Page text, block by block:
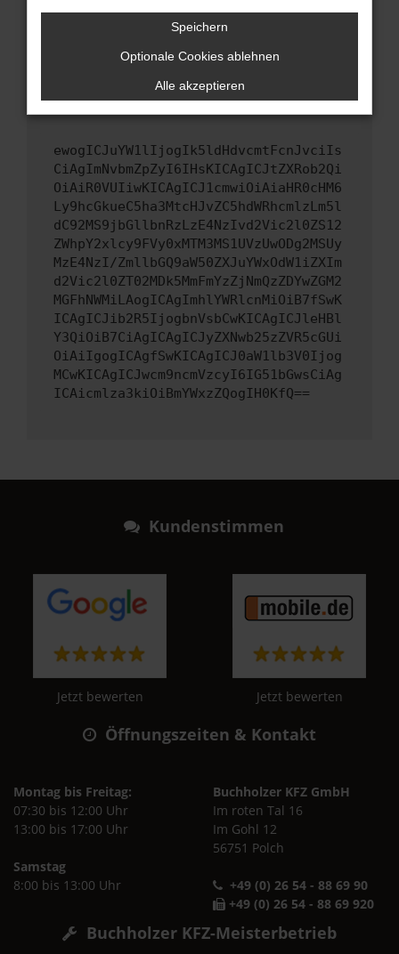
Wende dich an den Webseitenbetreiber.
Wenn du alle oben genannten Schritte versucht
hast, kontaktiere uns bitte. Wir werden
versuchen, das Problem zu beheben. Du kannst
uns diesen Text schicken, um uns bei der
ewogICJuYW1lIjogIk5ldHdvcmtFcnJvciIs
CiAgImNvbmZpZyI6IHsKICAgICJtZXRob2Qi
OiAiR0VUIiwKICAgICJ1cmwiOiAiaHR0cHM6
Ly9hcGkueC5ha3MtcHJvZC5hdWRhcmlzLm5l
dC92MS9jbGllbnRzLzE4NzIvd2Vic2l0ZS12
ZWhpY2xlcy9FVy0xMTM3MS1UVzUwODg2MSUy
MzE4NzI/ZmllbGQ9aW50ZXJuYWxOdW1iZXIm
d2Vic2l0ZT02MDk5MmFmYzZjNmQzZDYwZGM2
MGFhNWMiLAogICAgImhlYWRlcnMiOiB7fSwK
ICAgICJib2R5IjogbnVsbCwKICAgICJleHBl
Y3QiOiB7CiAgICAgICJyZXNwb25zZVR5cGUi
OiAiIgogICAgfSwKICAgICJ0aW1lb3V0Ijog
MCwKICAgICJwcm9ncmVzcyI6IG51bGwsCiAg
ICAicmlza3kiOiBmYWxzZQogIH0KfQ==
Kundenstimmen
Jetzt bewerten Jetzt bewerten
Öffnungszeiten & Kontakt
Montag bis Freitag:
07:30 bis 12:00 Uhr
13:00 bis 17:00 Uhr
Samstag
8:00 bis 13:00 Uhr
Buchholzer KFZ GmbH
Im roten Tal 16
Im Gohl 12
56751 Polch
+49 (0) 26 54 - 88 69 90
+49 (0) 26 54 - 88 69 920
Buchholzer KFZ-Meisterbetrieb
Speichern
Optionale Cookies ablehnen
Alle akzeptieren